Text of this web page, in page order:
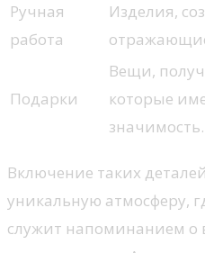
Ручная
работа
Изделия,
Подарки
Вещи,
которые
значимость.
Включение таких
уникальную атмосферу,
служит напоминанием о